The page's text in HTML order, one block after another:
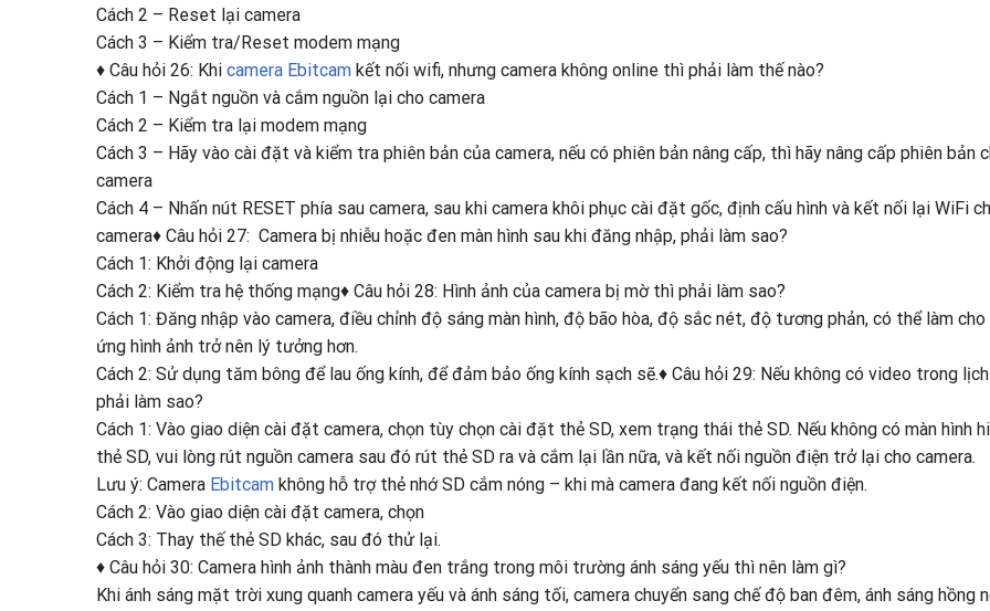
Cách 2 – Reset lại camera
Cách 3 – Kiểm tra/Reset modem mạng
♦ Câu hỏi 26: Khi camera Ebitcam kết nối wifi, nhưng camera không online thì phải làm thế nào?
Cách 1 – Ngắt nguồn và cắm nguồn lại cho camera
Cách 2 – Kiểm tra lại modem mạng
Cách 3 – Hãy vào cài đặt và kiểm tra phiên bản của camera, nếu có phiên bản nâng cấp, thì hãy nâng cấp phiên bản
camera
Cách 4 – Nhấn nút RESET phía sau camera, sau khi camera khôi phục cài đặt gốc, định cấu hình và kết nối lại WiFi
camera♦ Câu hỏi 27: Camera bị nhiễu hoặc đen màn hình sau khi đăng nhập, phải làm sao?
Cách 1: Khởi động lại camera
Cách 2: Kiểm tra hệ thống mạng♦ Câu hỏi 28: Hình ảnh của camera bị mờ thì phải làm sao?
Cách 1: Đăng nhập vào camera, điều chỉnh độ sáng màn hình, độ bão hòa, độ sắc nét, độ tương phản, có thể làm cho
ứng hình ảnh trở nên lý tưởng hơn.
Cách 2: Sử dụng tăm bông để lau ống kính, để đảm bảo ống kính sạch sẽ.♦ Câu hỏi 29: Nếu không có video trong
phải làm sao?
Cách 1: Vào giao diện cài đặt camera, chọn tùy chọn cài đặt thẻ SD, xem trạng thái thẻ SD. Nếu không có màn hình
thẻ SD, vui lòng rút nguồn camera sau đó rút thẻ SD ra và cắm lại lần nữa, và kết nối nguồn điện trở lại cho camera.
Lưu ý: Camera Ebitcam không hỗ trợ thẻ nhớ SD cắm nóng – khi mà camera đang kết nối nguồn điện.
Cách 2: Vào giao diện cài đặt camera, chọn
Cách 3: Thay thế thẻ SD khác, sau đó thử lại.
♦ Câu hỏi 30: Camera hình ảnh thành màu đen trắng trong môi trường ánh sáng yếu thì nên làm gì?
Khi ánh sáng mặt trời xung quanh camera yếu và ánh sáng tối, camera chuyển sang chế độ ban đêm, ánh sáng hồng